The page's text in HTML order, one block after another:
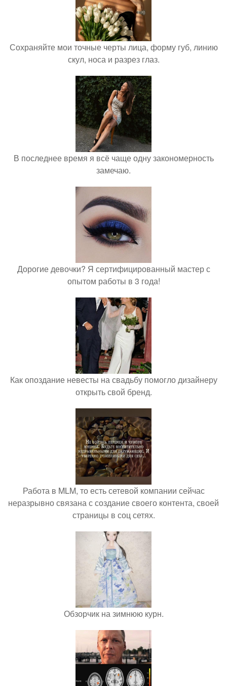
Сохраняйте мои точные черты лица, форму губ, линию
скул, носа и разрез глаз.
В последнее время я всё чаще одну закономерность
замечаю.
Дорогие девочки? Я сертифицированный мастер с
опытом работы в 3 года!
Как опоздание невесты на свадьбу помогло дизайнеру
открыть свой бренд.
Работа в MLM, то есть сетевой компании сейчас
неразрывно связана с создание своего контента, своей
страницы в соц сетях.
Обзорчик на зимнюю курн.